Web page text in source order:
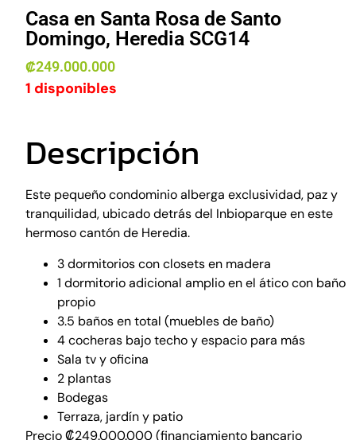
Casa en Santa Rosa de Santo
Domingo, Heredia SCG14
₡249.000.000
1 disponibles
Descripción
Este pequeño condominio alberga exclusividad, paz y
tranquilidad, ubicado detrás del Inbioparque en este
hermoso cantón de Heredia.
3 dormitorios con closets en madera
1 dormitorio adicional amplio en el ático con baño
propio
3.5 baños en total (muebles de baño)
4 cocheras bajo techo y espacio para más
Sala tv y oficina
2 plantas
Bodegas
Terraza, jardín y patio
Precio ₡249.000.000 (financiamiento bancario